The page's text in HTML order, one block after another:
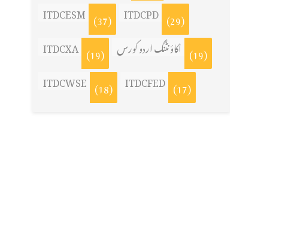
ITDCESM (37) ITDCPD (29)
ITDCXA (19) اکاؤنٹنگ اردو کورس (19)
ITDCWSE (18) ITDCFED (17)